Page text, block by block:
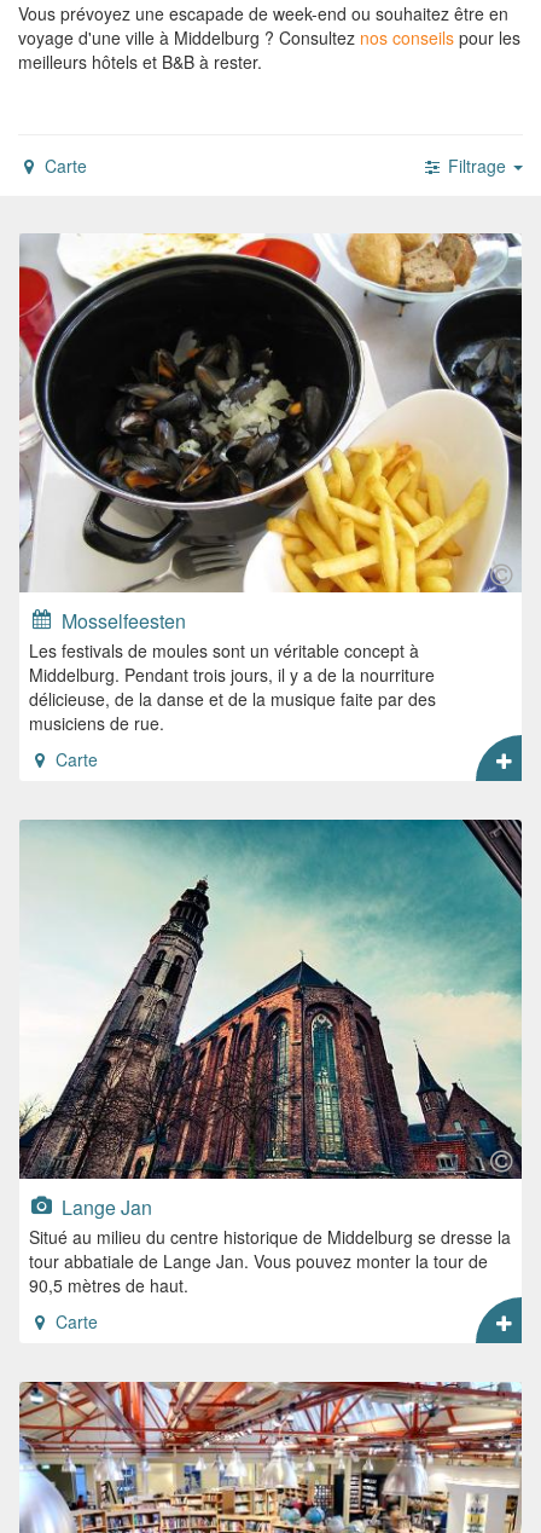
Vous prévoyez une escapade de week-end ou souhaitez être en
voyage d'une ville à Middelburg ? Consultez nos conseils pour les
meilleurs hôtels et B&B à rester.
Carte Filtrage
Mosselfeesten
Les festivals de moules sont un véritable concept à
Middelburg. Pendant trois jours, il y a de la nourriture
délicieuse, de la danse et de la musique faite par des
musiciens de rue.
Carte
Lange Jan
Situé au milieu du centre historique de Middelburg se dresse la
tour abbatiale de Lange Jan. Vous pouvez monter la tour de
90,5 mètres de haut.
Carte